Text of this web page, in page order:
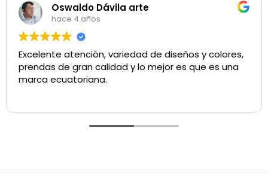
Oswaldo Dávila arte
hace 4 años
Excelente atención, variedad de diseños y colores,
prendas de gran calidad y lo mejor es que es una
marca ecuatoriana.